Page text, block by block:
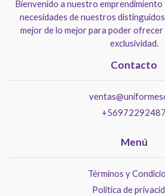
Bienvenido a nuestro emprendimiento
necesidades de nuestros
mejor de lo mejor para poder ofrecer
exclusividad.
Contacto
+56972292487
Menú
Términos y
Politica de